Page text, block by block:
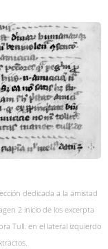
dedicada a la amistad
2 inicio de los excerpta
Tull. en el lateral izquierdo